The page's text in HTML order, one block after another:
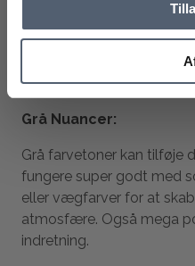
Den klassiske kontrast
tidløst og rent udseende.
vægge som en baggrund
skaber både elegance og
Grå Nuancer:
Grå farvetoner kan tilføje
fungere super godt med
eller vægfarver for at
atmosfære. Også mega
indretning.